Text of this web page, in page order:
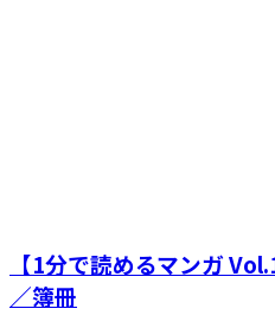
【1分で読めるマンガ
／簿冊